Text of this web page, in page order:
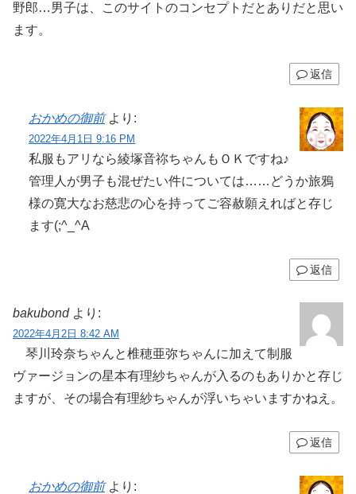
野郎…男子は、このサイトのコンセプトだとありだと思い
ます。
返信
おかめの御前 より:
2022年4月1日 9:16 PM
私服もアリなら綾塚音祢ちゃんもＯＫですね♪
管理人が男子も混ぜたい件については……どうか旅鴉
様の寛大なお慈悲の心を持ってご容赦願えればと存じ
ます(;^_^A
返信
bakubond より:
2022年4月2日 8:42 AM
琴川玲奈ちゃんと椎穂亜弥ちゃんに加えて制服
ヴァージョンの星本有理紗ちゃんが入るのもありかと存じ
ますが、その場合有理紗ちゃんが浮いちゃいますかねえ。
返信
おかめの御前 より: